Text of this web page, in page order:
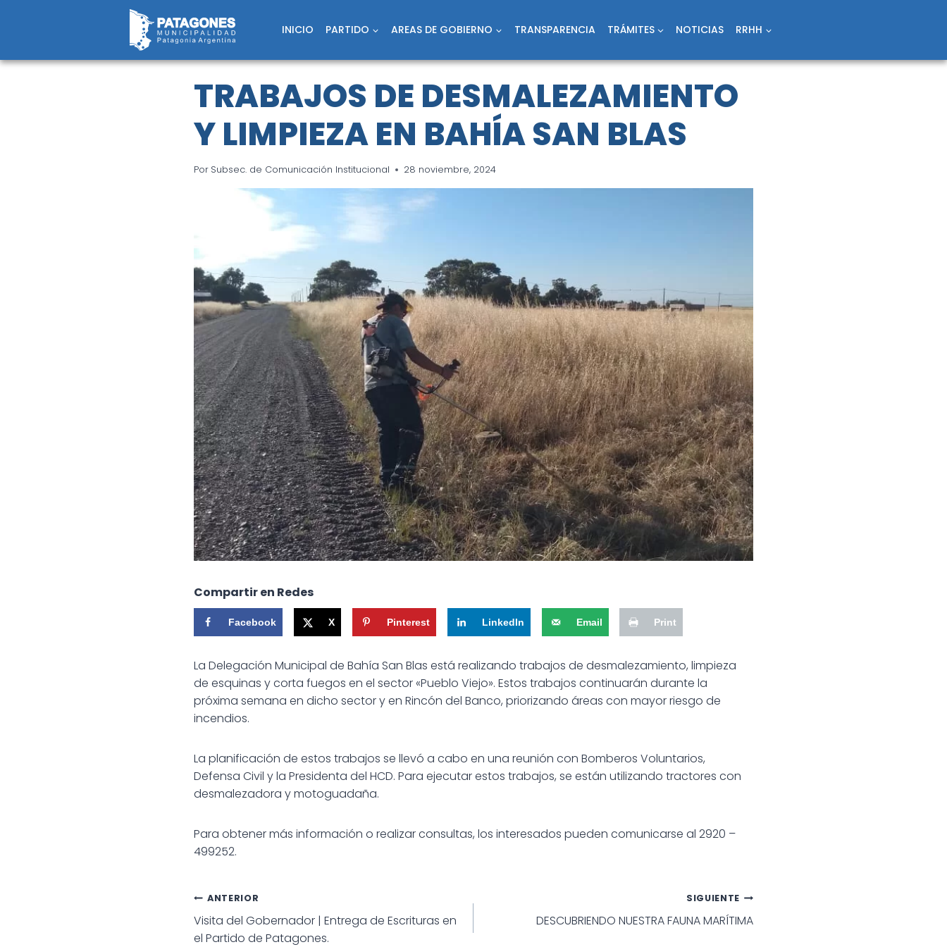
INICIO PARTIDO AREAS DE GOBIERNO TRANSPARENCIA TRÁMITES NOTICIAS RRHH
TRABAJOS DE DESMALEZAMIENTO
Y LIMPIEZA EN BAHÍA SAN BLAS
Por Subsec. de Comunicación Institucional 28 noviembre, 2024
Compartir en Redes
Facebook X Pinterest LinkedIn Email Print
La Delegación Municipal de Bahía San Blas está realizando trabajos de desmalezamiento, limpieza
de esquinas y corta fuegos en el sector «Pueblo Viejo». Estos trabajos continuarán durante la
próxima semana en dicho sector y en Rincón del Banco, priorizando áreas con mayor riesgo de
incendios.
La planificación de estos trabajos se llevó a cabo en una reunión con Bomberos Voluntarios,
Defensa Civil y la Presidenta del HCD. Para ejecutar estos trabajos, se están utilizando tractores con
desmalezadora y motoguadaña.
Para obtener más información o realizar consultas, los interesados pueden comunicarse al 2920 –
499252.
Navegación
ANTERIOR
Visita del Gobernador | Entrega de Escrituras en
el Partido de Patagones.
SIGUIENTE
DESCUBRIENDO NUESTRA FAUNA MARÍTIMA